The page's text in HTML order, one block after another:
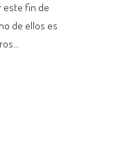
este fin de
de ellos es